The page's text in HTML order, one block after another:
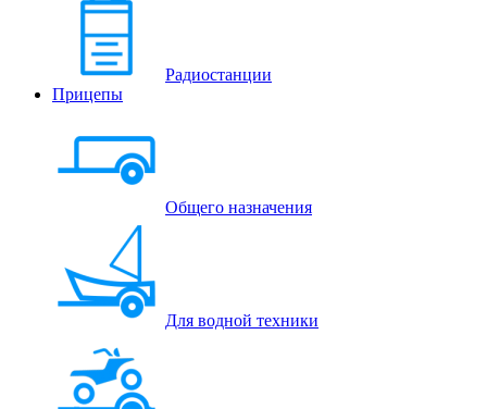
Радиостанции
Прицепы
Общего назначения
Для водной техники